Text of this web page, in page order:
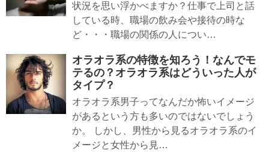
状況を思い浮かべますか？仕事で上司と話
している時、職場の飲み会や接待の時な
ど・・・職場の関係の人につい…
オラオラ系の特徴を知ろう！なんでモ
テるの？オラオラ系はどういった人が
タイプ？
オラオラ系男子ってなんだか怖いイメージ
があるという方も多いのではないでしょう
か。 しかし、男性から見るオラオラ系のイ
メージと女性から見…